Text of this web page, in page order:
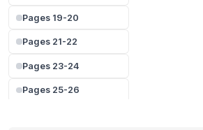
Pages 19-20
Pages 21-22
Pages 23-24
Pages 25-26